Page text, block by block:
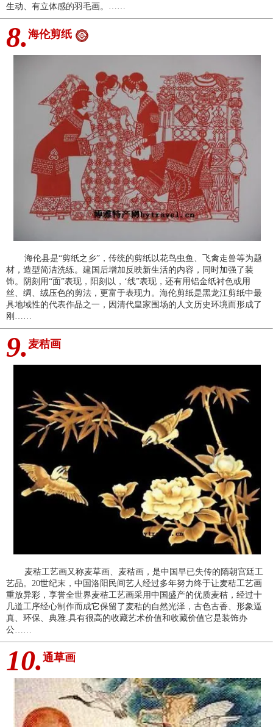
生动、有立体感的羽毛画。……
8. 海伦剪纸
海伦县是“剪纸之乡”，传统的剪纸以花鸟虫鱼、飞禽走兽等为题
材，造型简洁洗练。建国后增加反映新生活的内容，同时加强了装
饰。阴刻用“面”表现，阳刻以，‘线”表现，还有用铝金纸衬色或用
丝、绸、绒压色的剪法，更富于表现力。海伦剪纸是黑龙江剪纸中最
具地域性的代表作品之一，因清代皇家围场的人文历史环境而形成了
刚……
9. 麦秸画
麦秸工艺画又称麦草画、麦秸画，是中国早已失传的隋朝宫廷工
艺品。20世纪末，中国洛阳民间艺人经过多年努力终于让麦秸工艺画
重放异彩，享誉全世界麦秸工艺画采用中国盛产的优质麦秸，经过十
几道工序经心制作而成它保留了麦秸的自然光泽，古色古香、形象逼
真、环保、典雅.具有很高的收藏艺术价值和收藏价值它是装饰办
公……
10. 通草画